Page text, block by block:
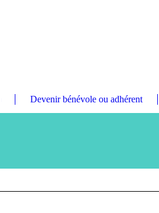
Devenir bénévole ou adhérent